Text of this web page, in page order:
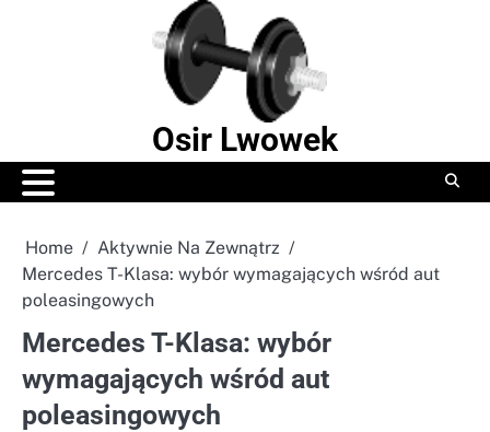
Osir Lwowek
Home
Aktywnie Na Zewnątrz
Mercedes T-Klasa: wybór wymagających wśród aut
poleasingowych
Mercedes T-Klasa: wybór
wymagających wśród aut
poleasingowych